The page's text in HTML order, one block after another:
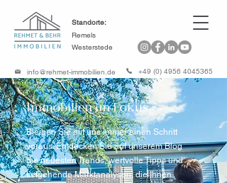
Standorte:
Remels
Westerstede
+49 (0) 4956 4045365
info@rehmet-immobilien.de
Immobilien im Fokus
Bleiben Sie mit uns immer einen Schritt
voraus. Entdecken Sie auf unserem Blog
die neuesten Trends, wertvolle Tipps und
tiefgehende Marktanalysen, die Ihnen